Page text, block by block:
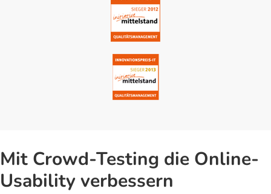
Mit Crowd-Testing die Online-
Usability verbessern